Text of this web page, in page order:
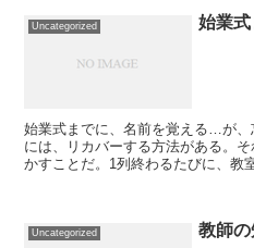
Uncategorized 始業
始業式までに、名前を覚える…が
には、リカバーする方法がある。
かすことだ。1列終わるたびに、教
Uncategorized 教師